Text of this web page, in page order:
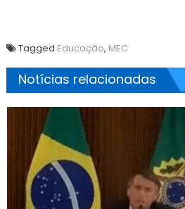
Tagged Educação, MEC
Notícias relacionadas